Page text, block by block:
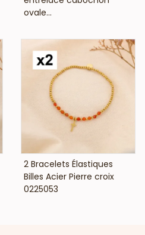
ovale...
VOIR LE PRIX
2 Bracelets Élastiques
Billes Acier Pierre croix
0225053